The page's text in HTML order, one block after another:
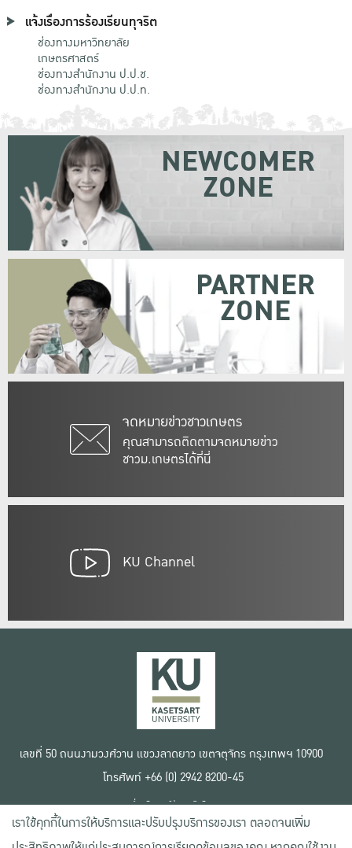
แจ้งเรื่องการร้องเรียนทุจริต
ช่องทางมหาวิทยาลัย
เกษตรศาสตร์
ช่องทางสำนักงาน ป.ป.ช.
ช่องทางสำนักงาน ป.ป.ท.
จดหมายข่าวชาวเกษตร
คุณสามารถติดตามจดหมายข่าว
ชาวม.เกษตรได้ที่นี่
NEWCOMER
ZONE
PARTNER
ZONE
KU Channel
เลขที่ 50 ถนนงามวงศ์วาน แขวงลาดยาว เขตจตุจักร กรุงเทพฯ 10900
โทรศัพท์ +66 (0) 2942 8200-45
เงื่อนไขการใช้งานเว็บไซต์
ข้อตกลงด้านสิทธิ์ใช้งาน
นโยบายความเป็นส่วนตัว
เราใช้คุกกี้ในการให้บริการและปรับปรุงบริการของเรา ตลอดจนเพิ่ม